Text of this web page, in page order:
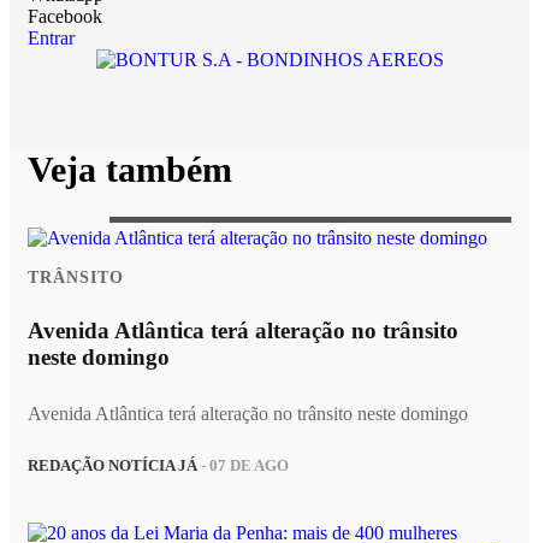
Facebook
Entrar
Veja também
TRÂNSITO
Avenida Atlântica terá alteração no trânsito
neste domingo
Avenida Atlântica terá alteração no trânsito neste domingo
REDAÇÃO NOTÍCIA JÁ - 07 DE AGO